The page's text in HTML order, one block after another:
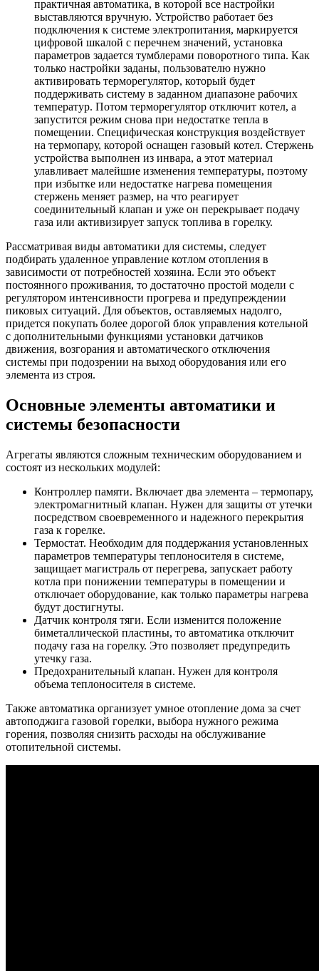
практичная автоматика, в которой все настройки
выставляются вручную. Устройство работает без
подключения к системе электропитания, маркируется
цифровой шкалой с перечнем значений, установка
параметров задается тумблерами поворотного типа. Как
только настройки заданы, пользователю нужно
активировать терморегулятор, который будет
поддерживать систему в заданном диапазоне рабочих
температур. Потом терморегулятор отключит котел, а
запустится режим снова при недостатке тепла в
помещении. Специфическая конструкция воздействует
на термопару, которой оснащен газовый котел. Стержень
устройства выполнен из инвара, а этот материал
улавливает малейшие изменения температуры, поэтому
при избытке или недостатке нагрева помещения
стержень меняет размер, на что реагирует
соединительный клапан и уже он перекрывает подачу
газа или активизирует запуск топлива в горелку.
Рассматривая виды автоматики для системы, следует
подбирать удаленное управление котлом отопления в
зависимости от потребностей хозяина. Если это объект
постоянного проживания, то достаточно простой модели с
регулятором интенсивности прогрева и предупреждении
пиковых ситуаций. Для объектов, оставляемых надолго,
придется покупать более дорогой блок управления котельной
с дополнительными функциями установки датчиков
движения, возгорания и автоматического отключения
системы при подозрении на выход оборудования или его
элемента из строя.
Основные элементы автоматики и
системы безопасности
Агрегаты являются сложным техническим оборудованием и
состоят из нескольких модулей:
Контроллер памяти. Включает два элемента – термопару,
электромагнитный клапан. Нужен для защиты от утечки
посредством своевременного и надежного перекрытия
газа к горелке.
Термостат. Необходим для поддержания установленных
параметров температуры теплоносителя в системе,
защищает магистраль от перегрева, запускает работу
котла при понижении температуры в помещении и
отключает оборудование, как только параметры нагрева
будут достигнуты.
Датчик контроля тяги. Если изменится положение
биметаллической пластины, то автоматика отключит
подачу газа на горелку. Это позволяет предупредить
утечку газа.
Предохранительный клапан. Нужен для контроля
объема теплоносителя в системе.
Также автоматика организует умное отопление дома за счет
автоподжига газовой горелки, выбора нужного режима
горения, позволяя снизить расходы на обслуживание
отопительной системы.